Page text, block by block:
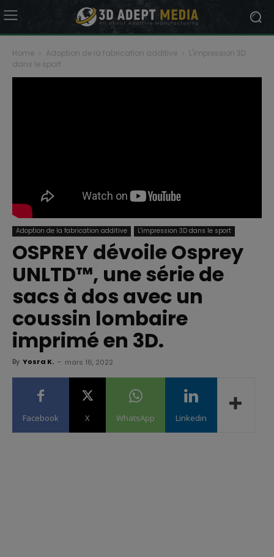
Home Adoption de la fabrication additive
L'impression 3D
dans le sport
Adoption de la fabrication additive L'impression 3D dans le sport
OSPREY dévoile Osprey
UNLTD™, une série de
sacs à dos avec un
coussin lombaire
imprimé en 3D.
By Yosra K. - mars 16, 2022
Facebook X WhatsApp Linkedin